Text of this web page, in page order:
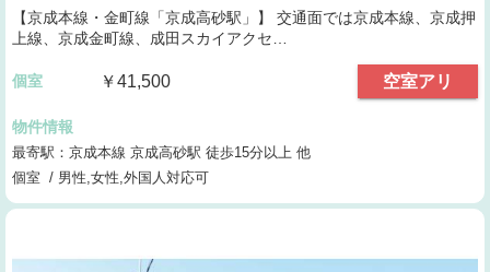
【京成本線・金町線「京成高砂駅」】 交通面では京成本線、京成押
上線、京成金町線、成田スカイアクセ…
個室 ￥41,500 空室アリ
物件情報
最寄駅：京成本線 京成高砂駅 徒歩15分以上 他
個室 / 男性,女性,外国人対応可